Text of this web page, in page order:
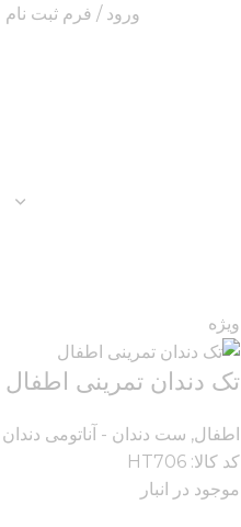
ورود / فرم ثبت نام
ویژه
تک دندان تمرینی اطفال
اطفال, ست دندان - آناتومی دندان
کد کالا: HT706
موجود در انبار